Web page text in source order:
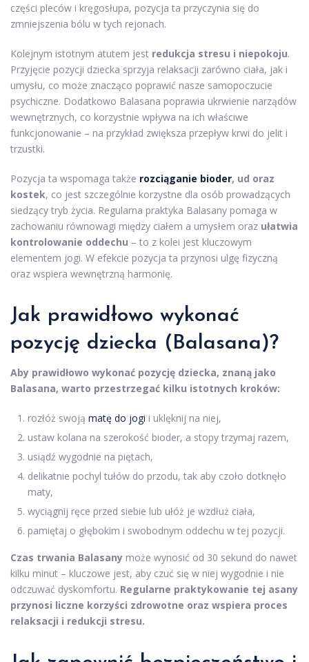
części pleców i kręgosłupa, pozycja ta przyczynia się do
zmniejszenia bólu w tych rejonach.
Kolejnym istotnym atutem jest redukcja stresu i niepokoju.
Przyjęcie pozycji dziecka sprzyja relaksacji zarówno ciała, jak i
umysłu, co może znacząco poprawić nasze samopoczucie
psychiczne. Dodatkowo Balasana poprawia ukrwienie narządów
wewnętrznych, co korzystnie wpływa na ich właściwe
funkcjonowanie – na przykład zwiększa przepływ krwi do jelit i
trzustki.
Pozycja ta wspomaga także rozciąganie bioder, ud oraz
kostek, co jest szczególnie korzystne dla osób prowadzących
siedzący tryb życia. Regularna praktyka Balasany pomaga w
zachowaniu równowagi między ciałem a umysłem oraz ułatwia
kontrolowanie oddechu – to z kolei jest kluczowym
elementem jogi. W efekcie pozycja ta przynosi ulgę fizyczną
oraz wspiera wewnętrzną harmonię.
Jak prawidłowo wykonać
pozycję dziecka (Balasana)?
Aby prawidłowo wykonać pozycję dziecka, znaną jako
Balasana, warto przestrzegać kilku istotnych kroków:
rozłóż swoją matę do jogi i uklęknij na niej,
ustaw kolana na szerokość bioder, a stopy trzymaj razem,
usiądź wygodnie na piętach,
delikatnie pochyl tułów do przodu, tak aby czoło dotknęło
maty,
wyciągnij ręce przed siebie lub ułóż je wzdłuż ciała,
pamiętaj o głębokim i swobodnym oddechu w tej pozycji.
Czas trwania Balasany może wynosić od 30 sekund do nawet
kilku minut – kluczowe jest, aby czuć się w niej wygodnie i nie
odczuwać dyskomfortu. Regularne praktykowanie tej asany
przynosi liczne korzyści zdrowotne oraz wspiera proces
relaksacji i redukcji stresu.